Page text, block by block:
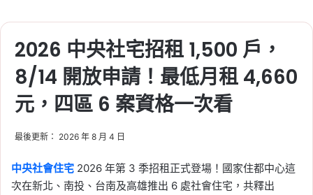
2026 中央社宅招租 1,500 戶，
8/14 開放申請！最低月租 4,660
元，四區 6 案資格一次看
最後更新： 2026 年 8 月 4 日
中央社會住宅 2026 年第 3 季招租正式登場！國家住都中心這
次在新北、南投、台南及高雄推出 6 處社會住宅，共釋出